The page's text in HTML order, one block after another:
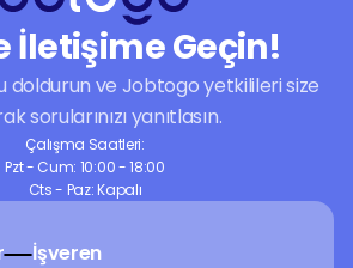
İletişime Geçin!
doldurun ve Jobtogo yetkilileri size
sorularınızı yanıtlasın.
Çalışma Saatleri:
Pzt - Cum: 10:00 - 18:00
Cts - Paz: Kapalı
İşveren